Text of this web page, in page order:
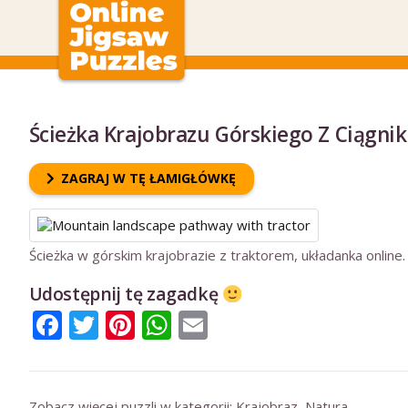
Ścieżka Krajobrazu Górskiego Z
ZAGRAJ W TĘ ŁAMIGŁÓWKĘ
Ścieżka w górskim krajobrazie z traktorem, układanka online.
Udostępnij tę zagadkę
Facebook
Twitter
Pinterest
WhatsApp
Email